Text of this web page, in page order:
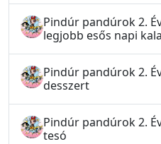
Pindúr pandúrok 2.
legjobb esős napi
Pindúr pandúrok 2.
desszert
Pindúr pandúrok 2.
tesó